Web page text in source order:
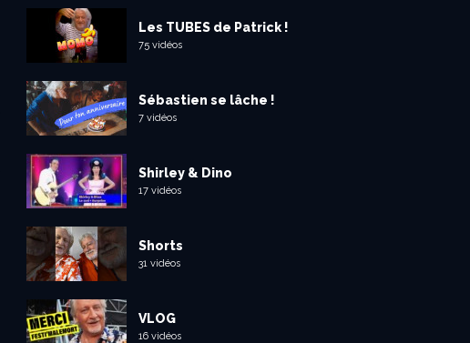
Les TUBES de Patrick !
75 vidéos
Sébastien se lâche !
7 vidéos
Shirley & Dino
17 vidéos
Shorts
31 vidéos
VLOG
16 vidéos